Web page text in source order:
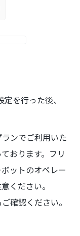
を行った後、
ンでご利用いた
おります。フリ
ットのオペレー
ください。
確認ください。